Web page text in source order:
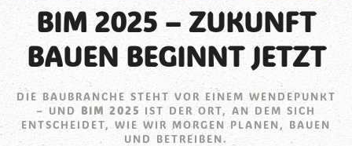
BIM 2025 – ZUKUNFT
BAUEN BEGINNT JETZT
DIE BAUBRANCHE STEHT VOR EINEM WENDEPUNKT
– UND BIM 2025 IST DER ORT, AN DEM SICH
ENTSCHEIDET, WIE WIR MORGEN PLANEN, BAUEN
UND BETREIBEN.